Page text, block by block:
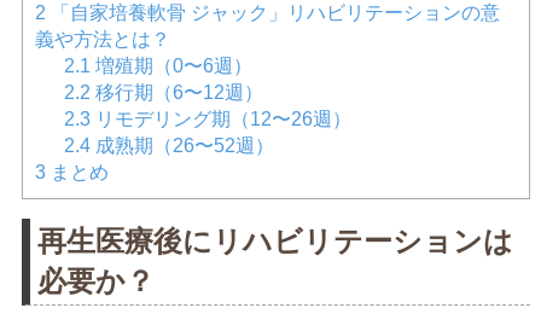
2 「自家培養軟骨 ジャック」リハビリテーションの意
義や方法とは？
2.1 増殖期（0〜6週）
2.2 移行期（6〜12週）
2.3リモデリング期（12〜26週）
2.4成熟期（26〜52週）
3まとめ
再生医療後にリハビリテーションは
必要か？